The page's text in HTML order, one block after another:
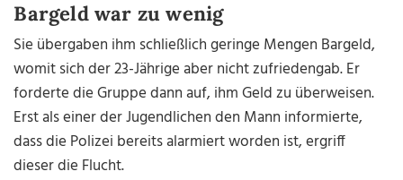
Bargeld war zu wenig
Sie übergaben ihm schließlich geringe Mengen Bargeld,
womit sich der 23-Jährige aber nicht zufriedengab. Er
forderte die Gruppe dann auf, ihm Geld zu überweisen.
Erst als einer der Jugendlichen den Mann informierte,
dass die Polizei bereits alarmiert worden ist, ergriff
dieser die Flucht.